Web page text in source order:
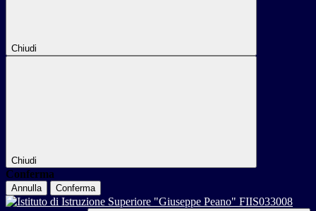
Chiudi
Chiudi
Conferma
Annulla Conferma